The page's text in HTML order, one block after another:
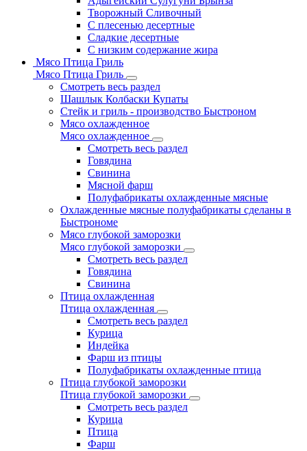
Творожный Сливочный
С плесенью десертные
Сладкие десертные
С низким содержание жира
Мясо Птица Гриль
Мясо Птица Гриль
Смотреть весь раздел
Шашлык Колбаски Купаты
Стейк и гриль - производство Быстроном
Мясо охлажденное
Мясо охлажденное
Смотреть весь раздел
Говядина
Свинина
Мясной фарш
Полуфабрикаты охлажденные мясные
Охлажденные мясные полуфабрикаты сделаны в
Быстрономе
Мясо глубокой заморозки
Мясо глубокой заморозки
Смотреть весь раздел
Говядина
Свинина
Птица охлажденная
Птица охлажденная
Смотреть весь раздел
Курица
Индейка
Фарш из птицы
Полуфабрикаты охлажденные птица
Птица глубокой заморозки
Птица глубокой заморозки
Смотреть весь раздел
Курица
Птица
Фарш